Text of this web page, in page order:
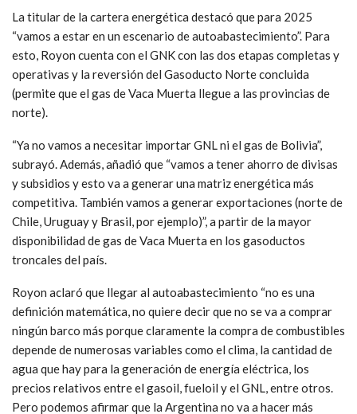
La titular de la cartera energética destacó que para 2025
“vamos a estar en un escenario de autoabastecimiento”. Para
esto, Royon cuenta con el GNK con las dos etapas completas y
operativas y la reversión del Gasoducto Norte concluida
(permite que el gas de Vaca Muerta llegue a las provincias de
norte).
“Ya no vamos a necesitar importar GNL ni el gas de Bolivia”,
subrayó. Además, añadió que “vamos a tener ahorro de divisas
y subsidios y esto va a generar una matriz energética más
competitiva. También vamos a generar exportaciones (norte de
Chile, Uruguay y Brasil, por ejemplo)”, a partir de la mayor
disponibilidad de gas de Vaca Muerta en los gasoductos
troncales del país.
Royon aclaró que llegar al autoabastecimiento “no es una
definición matemática, no quiere decir que no se va a comprar
ningún barco más porque claramente la compra de combustibles
depende de numerosas variables como el clima, la cantidad de
agua que hay para la generación de energía eléctrica, los
precios relativos entre el gasoil, fueloil y el GNL, entre otros.
Pero podemos afirmar que la Argentina no va a hacer más